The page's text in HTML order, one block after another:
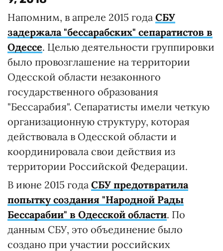
Напомним, в апреле 2015 года СБУ
задержала "бессарабских" сепаратистов в
Одессе. Целью деятельности группировки
было провозглашение на территории
Одесской области незаконного
государственного образования
"Бессарабия". Сепаратисты имели четкую
организационную структуру, которая
действовала в Одесской области и
координировала свои действия из
территории Российской Федерации.
В июне 2015 года СБУ предотвратила
попытку создания "Народной Рады
Бессарабии" в Одесской области. По
данным СБУ, это объединение было
создано при участии российских